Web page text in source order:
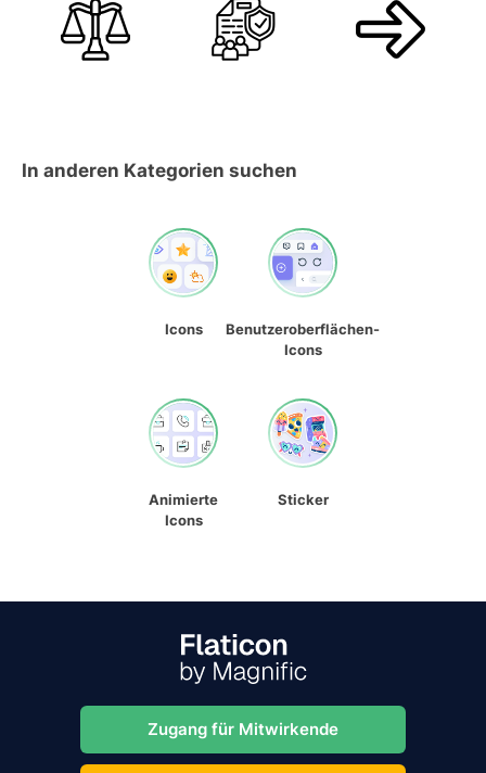
In anderen Kategorien suchen
Icons
Benutzeroberflächen-
Icons
Animierte
Icons
Sticker
Zugang für Mitwirkende